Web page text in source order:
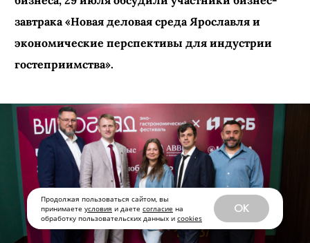
Продолжая пользоваться сайтом, вы
принимаете условия и даете согласие на
обработку пользовательских данных и cookies
OK
какие возможности оно открывает для города и
бизнеса, 29 июля обсудили участники бизнес-
завтрака «Новая деловая среда Ярославля и
экономические перспективы для индустрии